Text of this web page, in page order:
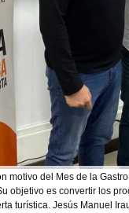
motivo del Mes de la
objetivo es convertir los
turística. Jesús Manuel